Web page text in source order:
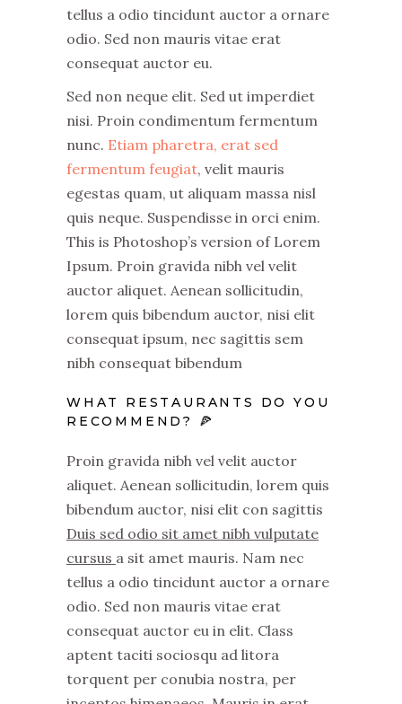
tellus a odio tincidunt auctor a ornare
odio. Sed non mauris vitae erat
consequat auctor eu.
Sed non neque elit. Sed ut imperdiet
nisi. Proin condimentum fermentum
nunc. Etiam pharetra, erat sed
fermentum feugiat, velit mauris
egestas quam, ut aliquam massa nisl
quis neque. Suspendisse in orci enim.
This is Photoshop’s version of Lorem
Ipsum. Proin gravida nibh vel velit
auctor aliquet. Aenean sollicitudin,
lorem quis bibendum auctor, nisi elit
consequat ipsum, nec sagittis sem
nibh consequat bibendum
WHAT RESTAURANTS DO YOU
RECOMMEND? 🍕
Proin gravida nibh vel velit auctor
aliquet. Aenean sollicitudin, lorem quis
bibendum auctor, nisi elit con sagittis
Duis sed odio sit amet nibh vulputate
cursus a sit amet mauris. Nam nec
tellus a odio tincidunt auctor a ornare
odio. Sed non mauris vitae erat
consequat auctor eu in elit. Class
aptent taciti sociosqu ad litora
torquent per conubia nostra, per